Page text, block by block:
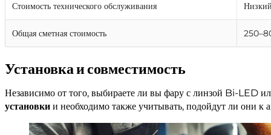
Стоимость технического обслуживания
Общая сметная стоимость
Установка и совместимость
Независимо от того, выбираете ли вы фару с линзой Bi-LED
установки и необходимо также учитывать, подойдут ли они к